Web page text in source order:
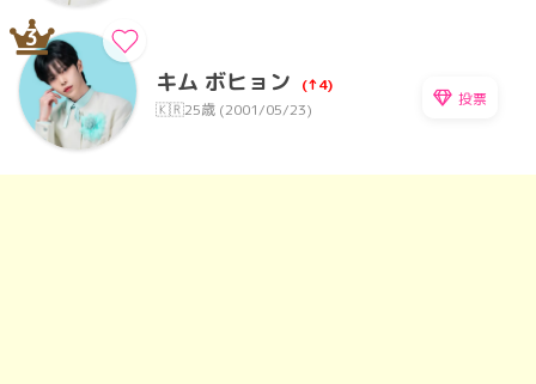
3
キム ボヒョン
(↑4)
🇰🇷25歳 (2001/05/23)
投票